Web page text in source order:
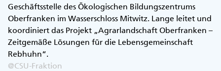
Geschäftsstelle des Ökologischen Bildungszentrums
Oberfranken im Wasserschloss Mitwitz. Lange leitet und
koordiniert das Projekt „Agrarlandschaft Oberfranken –
Zeitgemäße Lösungen für die Lebensgemeinschaft
Rebhuhn“.
@CSU-Fraktion